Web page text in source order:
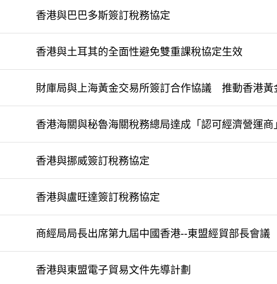
香港與巴巴多斯簽訂稅務協定
香港與土耳其的全面性避免雙重課稅協定生效
財庫局與上海黃金交易所簽訂合作協議 推動香港黃
香港海關與秘魯海關稅務總局達成「認可經濟營運商
香港與挪威簽訂稅務協定
香港與盧旺達簽訂稅務協定
商經局局長出席第九屆中國香港--東盟經貿部長會議
香港與東盟電子貿易文件先導計劃